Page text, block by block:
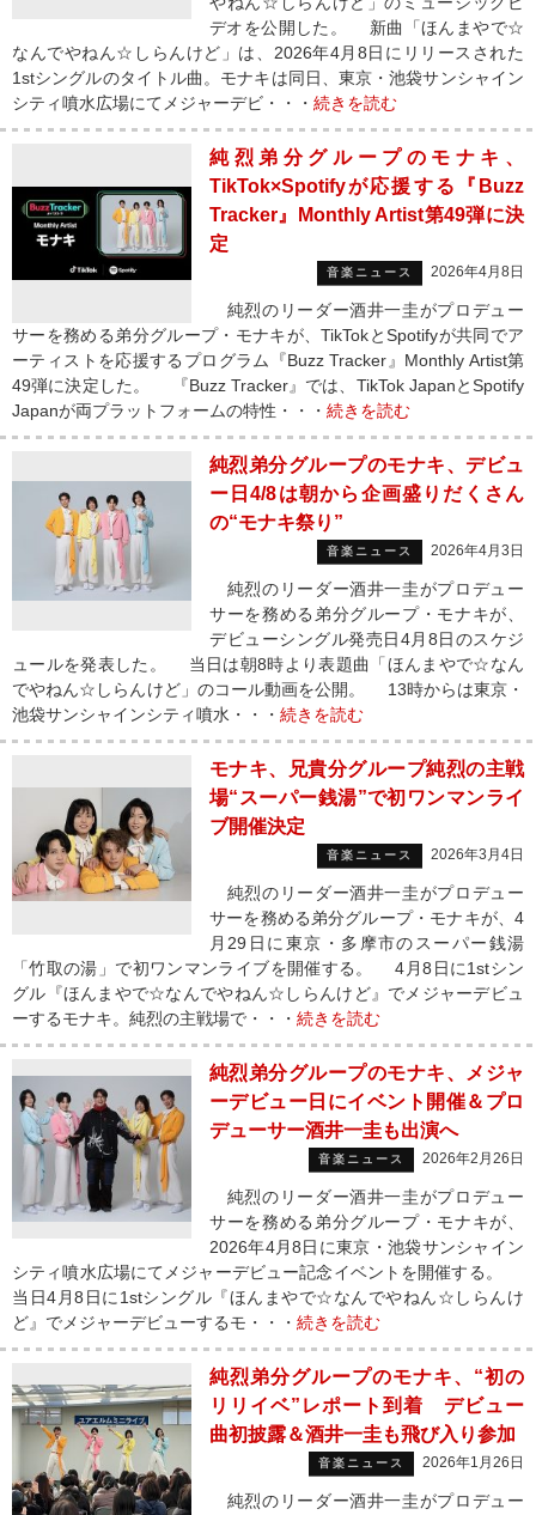
デオを公開した。 新曲「ほんまやで☆
なんでやねん☆しらんけど」は、2026年4月8日にリリースされた
1stシングルのタイトル曲。モナキは同日、東京・池袋サンシャイン
シティ噴水広場にてメジャーデビ・・・ 続きを読む
純烈弟分グループのモナキ、
TikTok×Spotifyが応援する『Buzz
Tracker』Monthly Artist第49弾に決
定
音楽ニュース 2026年4月8日
純烈のリーダー酒井一圭がプロデュー
サーを務める弟分グループ・モナキが、TikTokとSpotifyが共同でア
ーティストを応援するプログラム『Buzz Tracker』Monthly Artist第
49弾に決定した。 『Buzz Tracker』では、TikTok JapanとSpotify
Japanが両プラットフォームの特性・・・ 続きを読む
純烈弟分グループのモナキ、デビュ
ー日4/8は朝から企画盛りだくさん
の“モナキ祭り”
音楽ニュース 2026年4月3日
純烈のリーダー酒井一圭がプロデュー
サーを務める弟分グループ・モナキが、
デビューシングル発売日4月8日のスケジ
ュールを発表した。 当日は朝8時より表題曲「ほんまやで☆なん
でやねん☆しらんけど」のコール動画を公開。 13時からは東京・
池袋サンシャインシティ噴水・・・ 続きを読む
モナキ、兄貴分グループ純烈の主戦
場“スーパー銭湯”で初ワンマンライ
ブ開催決定
音楽ニュース 2026年3月4日
純烈のリーダー酒井一圭がプロデュー
サーを務める弟分グループ・モナキが、4
月29日に東京・多摩市のスーパー銭湯
「竹取の湯」で初ワンマンライブを開催する。 4月8日に1stシン
グル『ほんまやで☆なんでやねん☆しらんけど』でメジャーデビュ
ーするモナキ。純烈の主戦場で・・・ 続きを読む
純烈弟分グループのモナキ、メジャ
ーデビュー日にイベント開催＆プロ
デューサー酒井一圭も出演へ
音楽ニュース 2026年2月26日
純烈のリーダー酒井一圭がプロデュー
サーを務める弟分グループ・モナキが、
2026年4月8日に東京・池袋サンシャイン
シティ噴水広場にてメジャーデビュー記念イベントを開催する。
当日4月8日に1stシングル『ほんまやで☆なんでやねん☆しらんけ
ど』でメジャーデビューするモ・・・ 続きを読む
純烈弟分グループのモナキ、“初の
リリイベ”レポート到着 デビュー
曲初披露＆酒井一圭も飛び入り参加
音楽ニュース 2026年1月26日
純烈のリーダー酒井一圭がプロデュー